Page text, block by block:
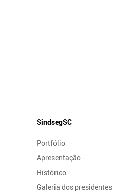
Mapa
Site
SindsegSC
Portfólio
Apresentação
Histórico
Galeria dos presidentes